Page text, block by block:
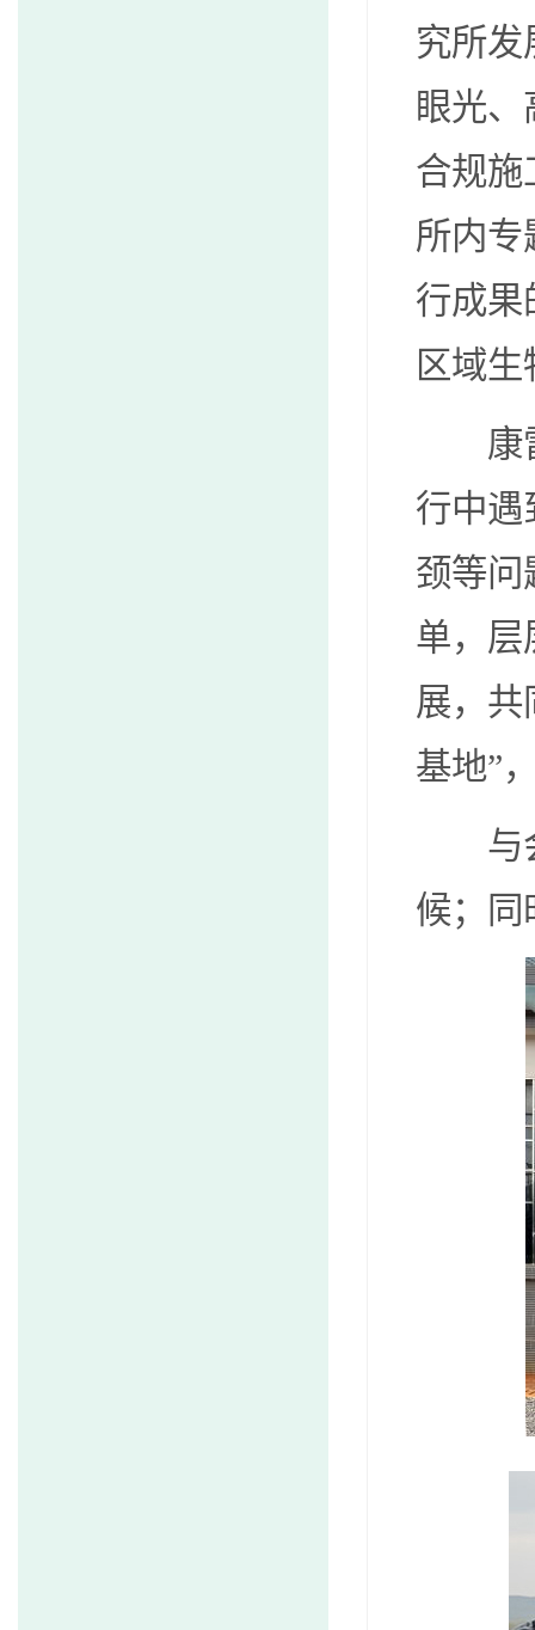
究所发
眼光
合规施
所内专
行成果
区域
康
行中遇
颈等问
单，层
展，共
基地”
与
候；同